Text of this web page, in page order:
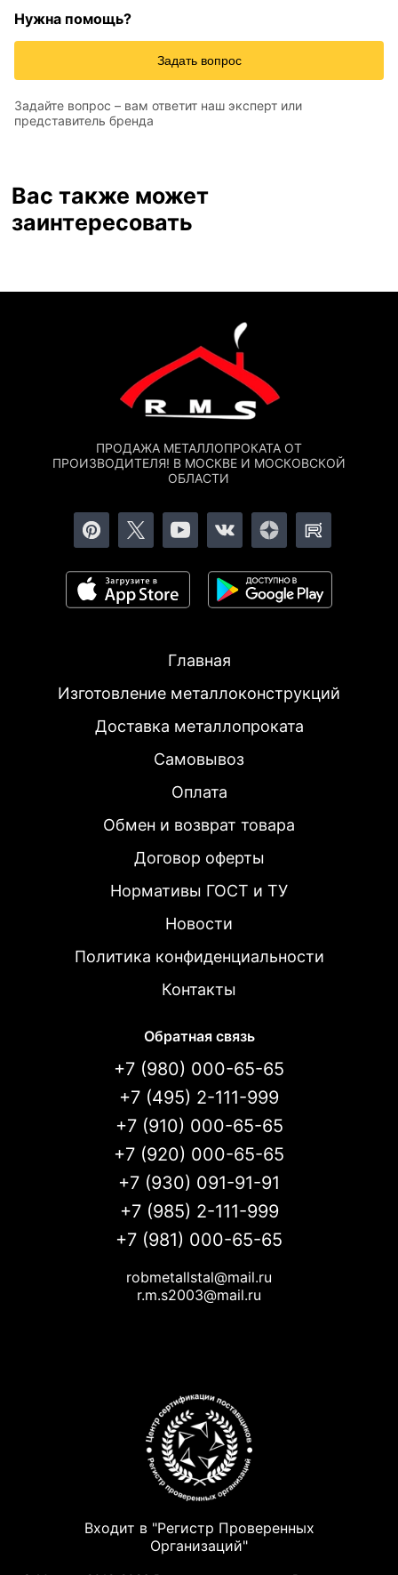
Нужна помощь?
Задать вопрос
Задайте вопрос – вам ответит наш эксперт или
представитель бренда
Вас также может
заинтересовать
ПРОДАЖА МЕТАЛЛОПРОКАТА ОТ
ПРОИЗВОДИТЕЛЯ! В МОСКВЕ И МОСКОВСКОЙ
ОБЛАСТИ
Главная
Изготовление металлоконструкций
Доставка металлопроката
Самовывоз
Оплата
Обмен и возврат товара
Договор оферты
Нормативы ГОСТ и ТУ
Новости
Политика конфиденциальности
Контакты
Обратная связь
+7 (980) 000-65-65
+7 (495) 2-111-999
+7 (910) 000-65-65
+7 (920) 000-65-65
+7 (930) 091-91-91
+7 (985) 2-111-999
+7 (981) 000-65-65
robmetallstal@mail.ru
r.m.s2003@mail.ru
Входит в "Регистр Проверенных
Организаций"